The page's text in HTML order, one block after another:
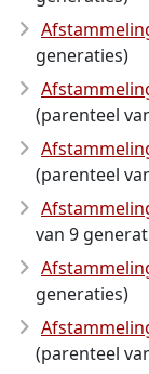
generaties)
(parenteel
(parenteel
van 9
generaties)
(parenteel